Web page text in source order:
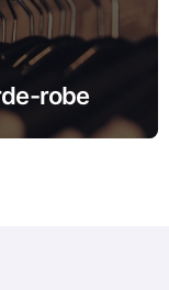
robe